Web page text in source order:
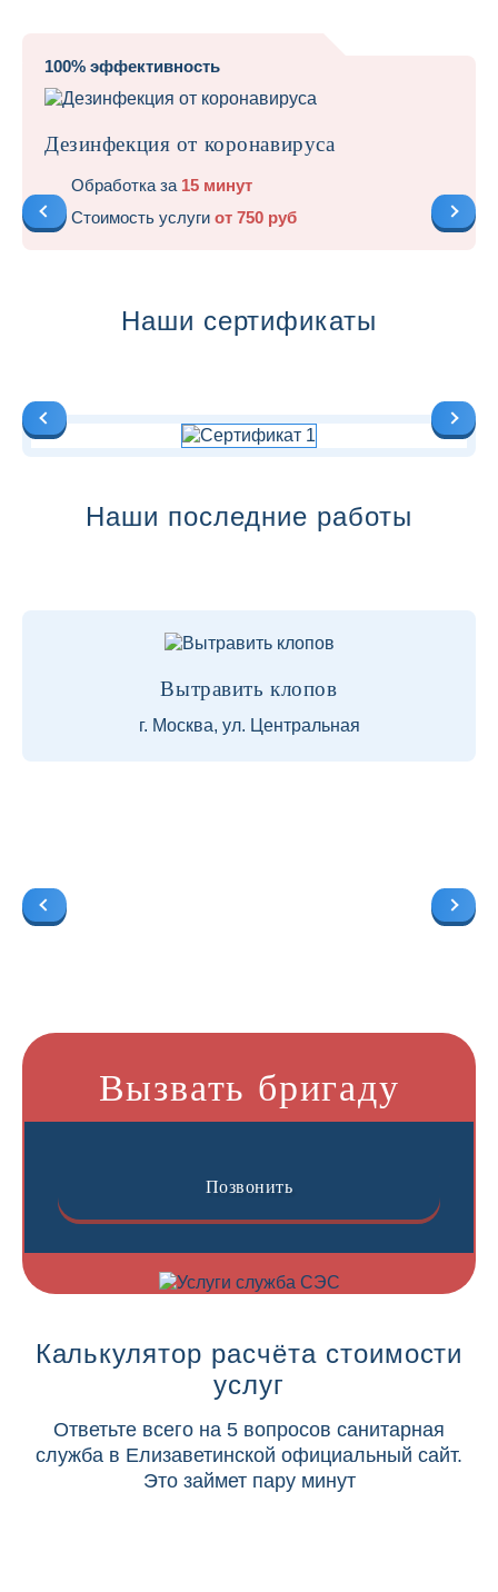
100% эффективность
Дезинфекция от коронавируса
Обработка за 15 минут
Стоимость услуги от 750 руб
Наши сертификаты
Наши последние работы
Вытравить клопов
г. Москва, ул. Центральная
Вызвать бригаду
Позвонить
Калькулятор расчёта стоимости
услуг
Ответьте всего на 5 вопросов санитарная
служба в Елизаветинской официальный сайт.
Это займет пару минут